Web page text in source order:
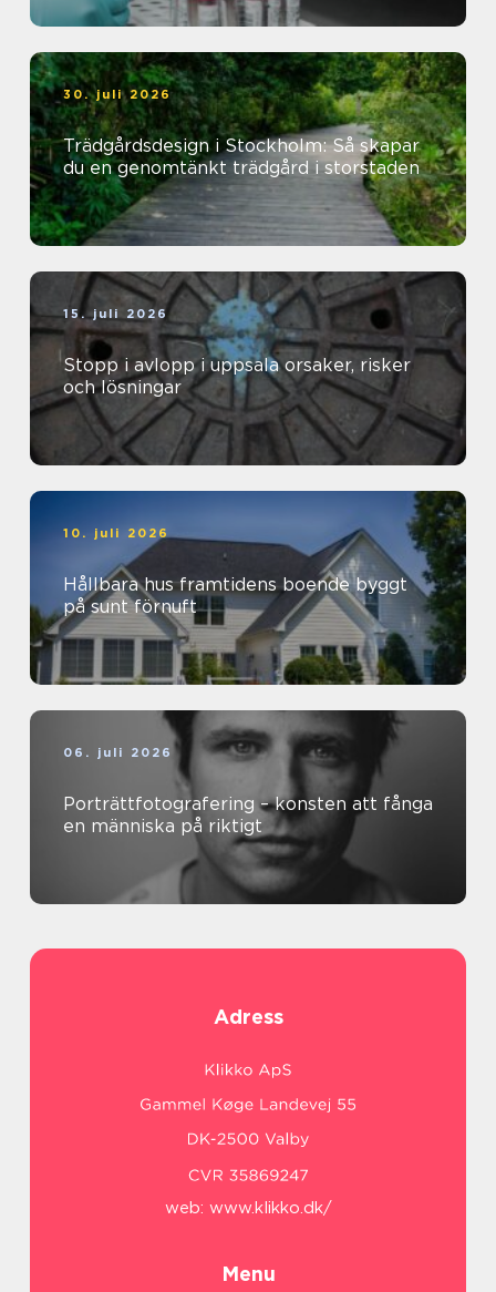
30. juli 2026
Trädgårdsdesign i Stockholm: Så skapar
du en genomtänkt trädgård i storstaden
15. juli 2026
Stopp i avlopp i uppsala orsaker, risker
och lösningar
10. juli 2026
Hållbara hus framtidens boende byggt
på sunt förnuft
06. juli 2026
Porträttfotografering – konsten att fånga
en människa på riktigt
Adress
web: www.klikko.dk/
Menu